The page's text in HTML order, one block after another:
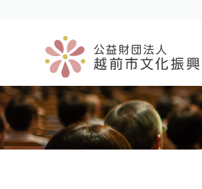
ス
キ
ッ
プ
ン
に
移
動